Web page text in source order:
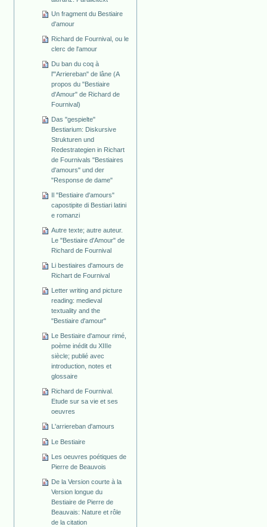
Un fragment du Bestiaire
d'amour
Richard de Fournival, ou le
clerc de l'amour
Du ban du coq à
l'"Arriereban" de lâne (A
propos du "Bestiaire
d'Amour" de Richard de
Fournival)
Das "gespielte"
Bestiarium: Diskursive
Strukturen und
Redestrategien in Richart
de Fournivals "Bestiaires
d'amours" und der
"Response de dame"
Il "Bestiaire d'amours"
capostipite di Bestiari latini
e romanzi
Autre texte; autre auteur.
Le "Bestiaire d'Amour" de
Richard de Fournival
Li bestiaires d'amours de
Richart de Fournival
Letter writing and picture
reading: medieval
textuality and the
"Bestiaire d'amour"
Le Bestiaire d'amour rimé,
poème inédit du XIIIe
siècle; publié avec
introduction, notes et
glossaire
Richard de Fournival.
Etude sur sa vie et ses
oeuvres
L'arriereban d'amours
Le Bestiaire
Les oeuvres poétiques de
Pierre de Beauvois
De la Version courte à la
Version longue du
Bestiaire de Pierre de
Beauvais: Nature et rôle
de la citation